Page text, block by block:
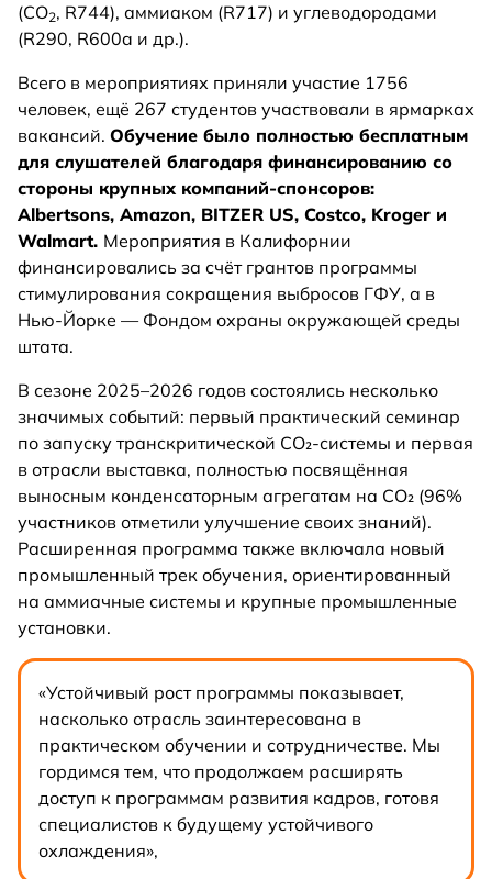
(СО2, R744), аммиаком (R717) и углеводородами
(R290, R600a и др.).
Всего в мероприятиях приняли участие 1756
человек, ещё 267 студентов участвовали в ярмарках
вакансий. Обучение было полностью бесплатным
для слушателей благодаря финансированию со
стороны крупных компаний-спонсоров:
Albertsons, Amazon, BITZER US, Costco, Kroger и
Walmart. Мероприятия в Калифорнии
финансировались за счёт грантов программы
стимулирования сокращения выбросов ГФУ, а в
Нью-Йорке — Фондом охраны окружающей среды
штата.
В сезоне 2025–2026 годов состоялись несколько
значимых событий: первый практический семинар
по запуску транскритической CO₂-системы и первая
в отрасли выставка, полностью посвящённая
выносным конденсаторным агрегатам на CO₂ (96%
участников отметили улучшение своих знаний).
Расширенная программа также включала новый
промышленный трек обучения, ориентированный
на аммиачные системы и крупные промышленные
установки.
«Устойчивый рост программы показывает,
насколько отрасль заинтересована в
практическом обучении и сотрудничестве. Мы
гордимся тем, что продолжаем расширять
доступ к программам развития кадров, готовя
специалистов к будущему устойчивого
охлаждения»,